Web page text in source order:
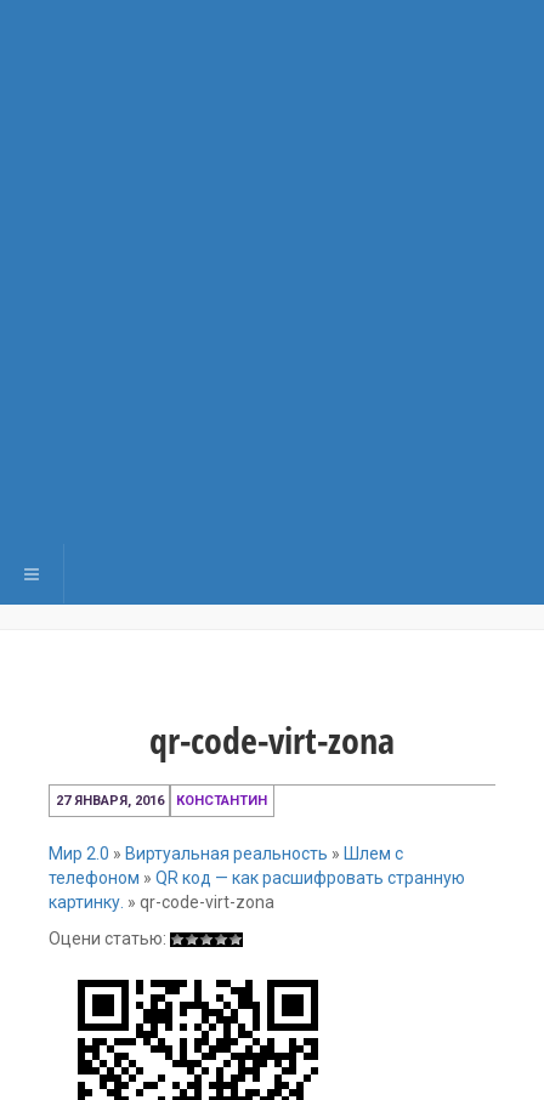
Переключить навигацию
qr-code-virt-zona
27 ЯНВАРЯ, 2016
27
января,
КОНСТАНТИН
Мир 2.0 » Виртуальная реальность » Шлем с
телефоном » QR код — как расшифровать странную
картинку. » qr-code-virt-zona
Оцени статью: